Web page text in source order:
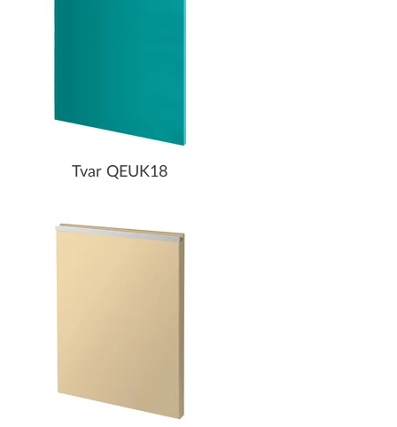
Tvar QEUK18